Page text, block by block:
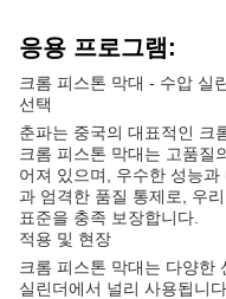
응용 프로그램:
크롬 피스톤 막대 - 수압 실
선택
춘파는 중국의 대표적인 크
크롬 피스톤 막대는 고품질
어져 있으며, 우수한 성능
과 엄격한 품질 통제로, 우
표준을 충족 보장합니다.
적용 및 현장
크롬 피스톤 막대는 다양한
실린더에서 널리 사용됩니